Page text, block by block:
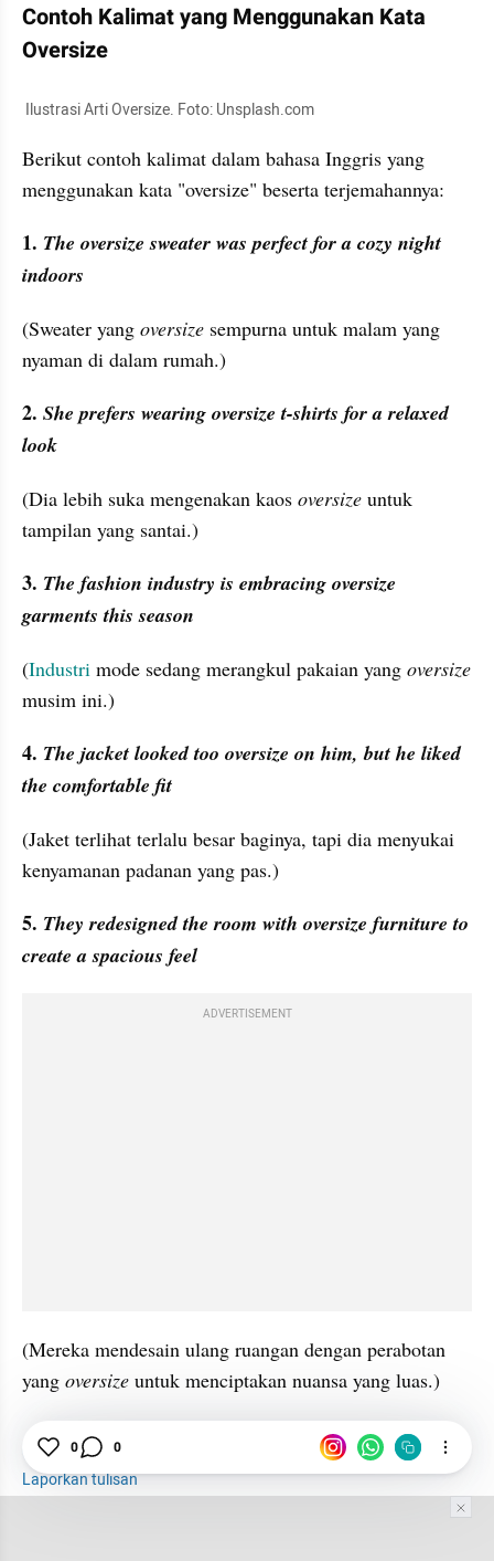
Contoh Kalimat yang Menggunakan Kata
Oversize
Ilustrasi Arti Oversize. Foto: Unsplash.com
Berikut contoh kalimat dalam bahasa Inggris yang
menggunakan kata "oversize" beserta terjemahannya:
1. The oversize sweater was perfect for a cozy night
indoors
(Sweater yang oversize sempurna untuk malam yang
nyaman di dalam rumah.)
2. She prefers wearing oversize t-shirts for a relaxed
look
(Dia lebih suka mengenakan kaos oversize untuk
tampilan yang santai.)
3. The fashion industry is embracing oversize
garments this season
(Industri mode sedang merangkul pakaian yang oversize
musim ini.)
4. The jacket looked too oversize on him, but he liked
the comfortable fit
(Jaket terlihat terlalu besar baginya, tapi dia menyukai
kenyamanan padanan yang pas.)
5. They redesigned the room with oversize furniture to
create a spacious feel
ADVERTISEMENT
(Mereka mendesain ulang ruangan dengan perabotan
yang oversize untuk menciptakan nuansa yang luas.)
Fashion
Fenomena
Laporkan tulisan
0 0